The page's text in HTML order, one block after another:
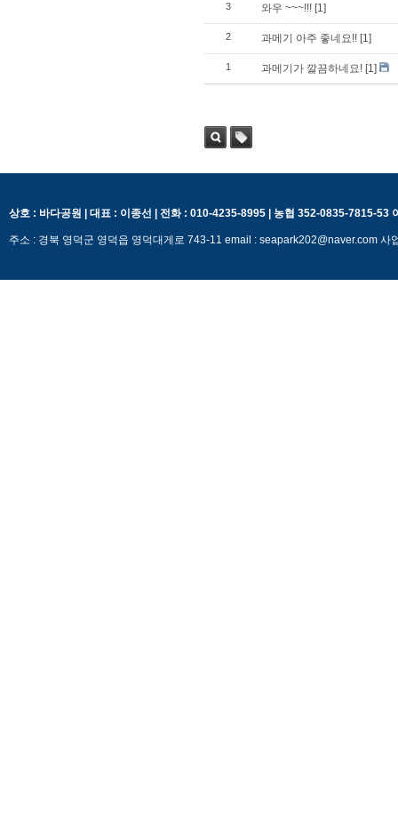
3 와우 ~~~!!! [1]
2 과메기 아주 좋네요!! [1]
1 과메기가 깔끔하네요! [1]
상호 : 바다공원 | 대표 : 이종선 | 전화 : 010-4235-8995 | 농협 352-0835-7815-53
주소 : 경북 영덕군 영덕읍 영덕대게로 743-11 email : seapark202@naver.com